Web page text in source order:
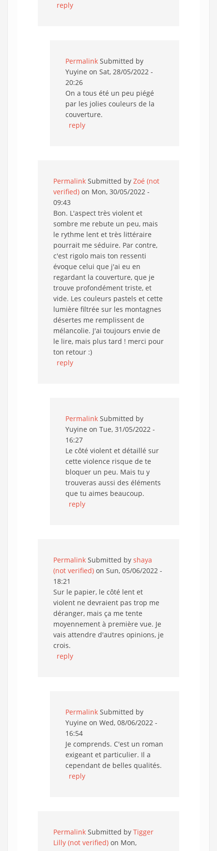
reply
Permalink Submitted by
Yuyine on Sat, 28/05/2022 -
20:26
On a tous été un peu piégé
par les jolies couleurs de la
couverture.
reply
Permalink Submitted by Zoé (not
verified) on Mon, 30/05/2022 -
09:43
Bon. L'aspect très violent et
sombre me rebute un peu, mais
le rythme lent et très littéraire
pourrait me séduire. Par contre,
c'est rigolo mais ton ressenti
évoque celui que j'ai eu en
regardant la couverture, que je
trouve profondément triste, et
vide. Les couleurs pastels et cette
lumière filtrée sur les montagnes
désertes me remplissent de
mélancolie. J'ai toujours envie de
le lire, mais plus tard ! merci pour
ton retour :)
reply
Permalink Submitted by
Yuyine on Tue, 31/05/2022 -
16:27
Le côté violent et détaillé sur
cette violence risque de te
bloquer un peu. Mais tu y
trouveras aussi des éléments
que tu aimes beaucoup.
reply
Permalink Submitted by shaya
(not verified) on Sun, 05/06/2022 -
18:21
Sur le papier, le côté lent et
violent ne devraient pas trop me
déranger, mais ça me tente
moyennement à première vue. Je
vais attendre d'autres opinions, je
crois.
reply
Permalink Submitted by
Yuyine on Wed, 08/06/2022 -
16:54
Je comprends. C'est un roman
exigeant et particulier. Il a
cependant de belles qualités.
reply
Permalink Submitted by Tigger
Lilly (not verified) on Mon,